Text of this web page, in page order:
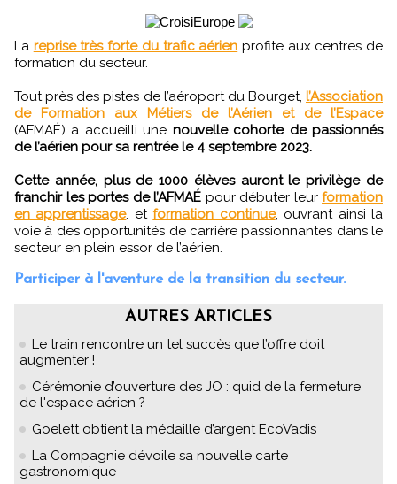
La reprise très forte du trafic aérien profite aux centres de
formation du secteur.
Tout près des pistes de l’aéroport du Bourget, l’Association
de Formation aux Métiers de l’Aérien et de l’Espace
(AFMAÉ) a accueilli une nouvelle cohorte de passionnés
de l’aérien pour sa rentrée le 4 septembre 2023.
Cette année, plus de 1000 élèves auront le privilège de
franchir les portes de l’AFMAÉ pour débuter leur formation
en apprentissage. etformation continue, ouvrant ainsi la
voie à des opportunités de carrière passionnantes dans le
secteur en plein essor de l’aérien.
Participer à l'aventure de la transition du secteur.
AUTRES ARTICLES
Le train rencontre un tel succès que l’offre doit
augmenter !
Cérémonie d’ouverture des JO : quid de la fermeture
de l'espace aérien ?
Goelett obtient la médaille d’argent EcoVadis
La Compagnie dévoile sa nouvelle carte
gastronomique